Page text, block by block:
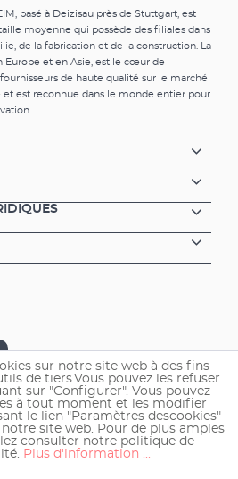
basé à Deizisau près de Stuttgart, est
moyenne qui possède des filiales dans
de la fabrication et de la construction. La
Europe et en Asie, est le cœur de
de haute qualité sur le marché
est reconnue dans le monde entier pour
& Co. KG.
sur notre site web à des fins
de tiers.Vous pouvez les refuser
sur "Configurer". Vous pouvez
à tout moment et les modifier
le lien "Paramètres descookies"
site web. Pour de plus amples
consulter notre politique de
Plus d'information ...